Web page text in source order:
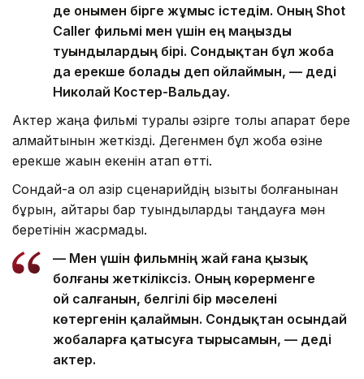
де онымен бірге жұмыс істедім. Оның Shot
Caller фильмі мен үшін ең маңызды
туындылардың бірі. Сондықтан бұл жоба
да ерекше болады деп ойлаймын, — деді
Николай Костер-Вальдау.
Актер жаңа фильмі туралы әзірге толық ақпарат бере
алмайтынын жеткізді. Дегенмен бұл жоба өзіне
ерекше жақын екенін атап өтті.
Сондай-ақ ол қазір сценарийдің қызықты болғанынан
бұрын, айтары бар туындыларды таңдауға мән
беретінін жасрмады.
— Мен үшін фильмнің жай ғана қызық
болғаны жеткіліксіз. Оның көрерменге
ой салғанын, белгілі бір мәселені
көтергенін қалаймын. Сондықтан осындай
жобаларға қатысуға тырысамын, — деді
актер.